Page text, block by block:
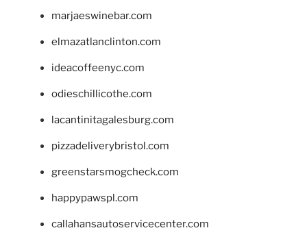
marjaeswinebar.com
elmazatlanclinton.com
ideacoffeenyc.com
odieschillicothe.com
lacantinitagalesburg.com
pizzadeliverybristol.com
greenstarsmogcheck.com
happypawspl.com
callahansautoservicecenter.com